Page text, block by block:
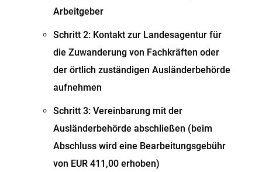
Arbeitgeber
Schritt 2: Kontakt zur Landesagentur für
die Zuwanderung von Fachkräften oder
der örtlich zuständigen Ausländerbehörde
aufnehmen
Schritt 3: Vereinbarung mit der
Ausländerbehörde abschließen (beim
Abschluss wird eine Bearbeitungsgebühr
von EUR 411,00 erhoben)